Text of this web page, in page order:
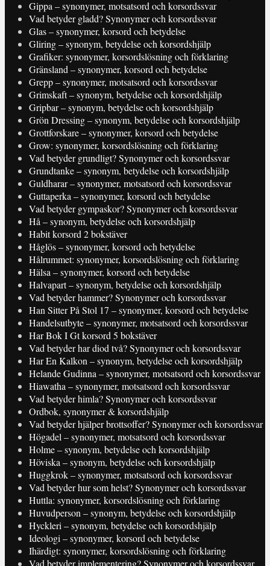
Gippa – synonymer, motsatsord och korsordssvar
Vad betyder gladd? Synonymer och korsordssvar
Glas – synonymer, korsord och betydelse
Gliring – synonym, betydelse och korsordshjälp
Grafiker: synonymer, korsordslösning och förklaring
Gränsland – synonymer, korsord och betydelse
Grepp – synonymer, motsatsord och korsordssvar
Grimskaft – synonym, betydelse och korsordshjälp
Gripbar – synonym, betydelse och korsordshjälp
Grön Dressing – synonym, betydelse och korsordshjälp
Grottforskare – synonymer, korsord och betydelse
Grow: synonymer, korsordslösning och förklaring
Vad betyder grundligt? Synonymer och korsordssvar
Grundtanke – synonym, betydelse och korsordshjälp
Guldharar – synonymer, motsatsord och korsordssvar
Guttaperka – synonymer, korsord och betydelse
Vad betyder gympaskor? Synonymer och korsordssvar
Hå – synonym, betydelse och korsordshjälp
Habit korsord 2 bokstäver
Håglös – synonymer, korsord och betydelse
Hålrummet: synonymer, korsordslösning och förklaring
Hälsa – synonymer, korsord och betydelse
Halvapart – synonym, betydelse och korsordshjälp
Vad betyder hammer? Synonymer och korsordssvar
Han Sitter På Stol 17 – synonymer, korsord och betydelse
Handelsutbyte – synonymer, motsatsord och korsordssvar
Har Bok I Gt korsord 5 bokstäver
Vad betyder har diod två? Synonymer och korsordssvar
Har En Kalkon – synonym, betydelse och korsordshjälp
Helande Gudinna – synonymer, motsatsord och korsordssvar
Hiawatha – synonymer, motsatsord och korsordssvar
Vad betyder himla? Synonymer och korsordssvar
Ordbok, synonymer & korsordshjälp
Vad betyder hjälper brottsoffer? Synonymer och korsordssvar
Högadel – synonymer, motsatsord och korsordssvar
Holme – synonym, betydelse och korsordshjälp
Höviska – synonym, betydelse och korsordshjälp
Huggkrok – synonymer, motsatsord och korsordssvar
Vad betyder hur som helst? Synonymer och korsordssvar
Huttla: synonymer, korsordslösning och förklaring
Huvudperson – synonym, betydelse och korsordshjälp
Hyckleri – synonym, betydelse och korsordshjälp
Ideologi – synonymer, korsord och betydelse
Ihärdigt: synonymer, korsordslösning och förklaring
Vad betyder implementering? Synonymer och korsordssvar